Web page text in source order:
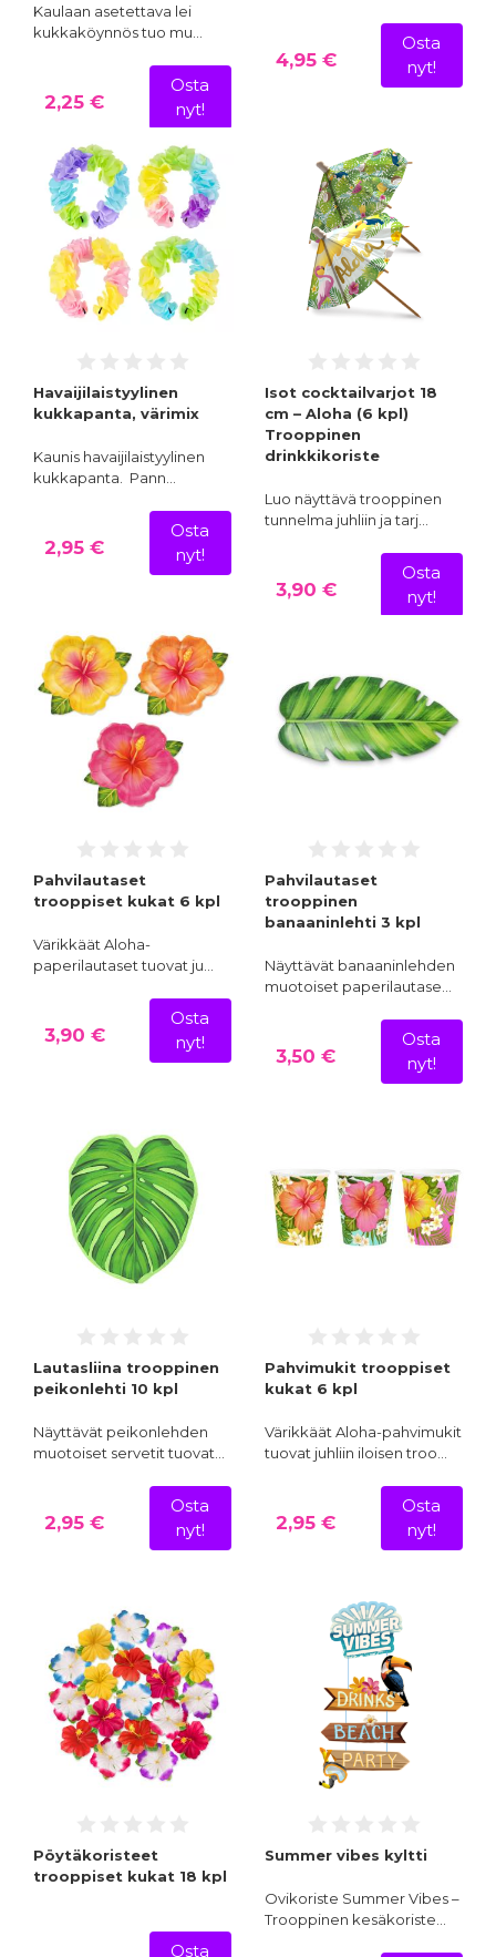
Kaulaan asetettava lei
kukkaköynnös tuo mu…
2,25 €
Osta
nyt!
4,95 €
Osta
nyt!
Havaijilaistyylinen
kukkapanta, värimix
Kaunis havaijilaistyylinen
kukkapanta. Pann…
2,95 €
Osta
nyt!
Isot cocktailvarjot 18
cm – Aloha (6 kpl)
Trooppinen
drinkkikoriste
Luo näyttävä trooppinen
tunnelma juhliin ja tarj…
3,90 €
Osta
nyt!
Pahvilautaset
trooppiset kukat 6 kpl
Värikkäät Aloha-
paperilautaset tuovat ju…
3,90 €
Osta
nyt!
Pahvilautaset
trooppinen
banaaninlehti 3 kpl
Näyttävät banaaninlehden
muotoiset paperilautase…
3,50 €
Osta
nyt!
Lautasliina trooppinen
peikonlehti 10 kpl
Näyttävät peikonlehden
muotoiset servetit tuovat…
2,95 €
Osta
nyt!
Pahvimukit trooppiset
kukat 6 kpl
Värikkäät Aloha-pahvimukit
tuovat juhliin iloisen troo…
2,95 €
Osta
nyt!
Pöytäkoristeet
trooppiset kukat 18 kpl
Osta
Summer vibes kyltti
Ovikoriste Summer Vibes –
Trooppinen kesäkoriste…